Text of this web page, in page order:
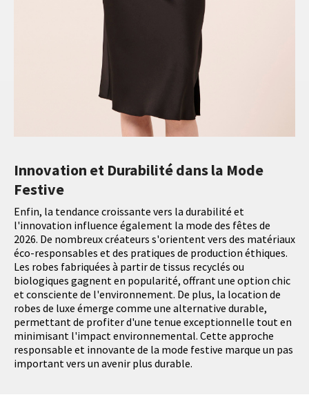
Innovation et Durabilité dans la Mode
Festive
Enfin, la tendance croissante vers la durabilité et
l'innovation influence également la mode des fêtes de
2026. De nombreux créateurs s'orientent vers des matériaux
éco-responsables et des pratiques de production éthiques.
Les robes fabriquées à partir de tissus recyclés ou
biologiques gagnent en popularité, offrant une option chic
et consciente de l'environnement. De plus, la location de
robes de luxe émerge comme une alternative durable,
permettant de profiter d'une tenue exceptionnelle tout en
minimisant l'impact environnemental. Cette approche
responsable et innovante de la mode festive marque un pas
important vers un avenir plus durable.